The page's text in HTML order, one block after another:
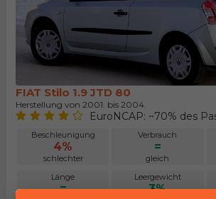
FIAT Stilo 1.9 JTD 80
Herstellung von 2001. bis 2004.
EuroNCAP: ~70% des
Beschleunigung
4%
schlechter
Verbrauch
=
gleich
Länge
=
Leergewicht
3%